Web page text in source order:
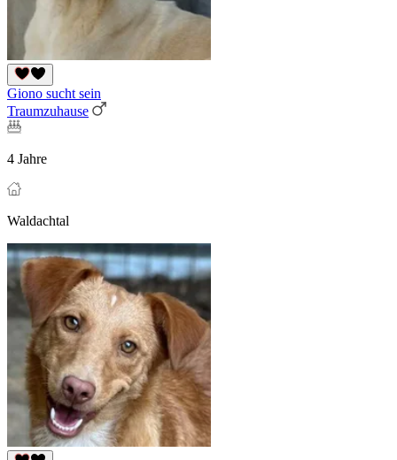
Giono sucht sein
Traumzuhause
4 Jahre
Waldachtal